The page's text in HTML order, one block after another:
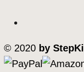
© 2020 by StepKi